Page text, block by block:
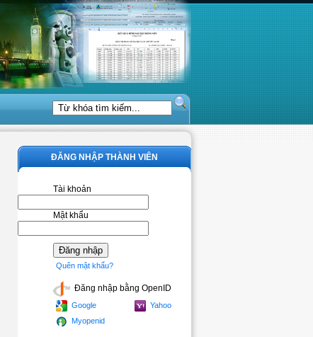
ĐĂNG NHẬP THÀNH VIÊN
Tài khoản
Mật khẩu
Quên mật khẩu?
Đăng nhập bằng OpenID
Google
Yahoo
Myopenid